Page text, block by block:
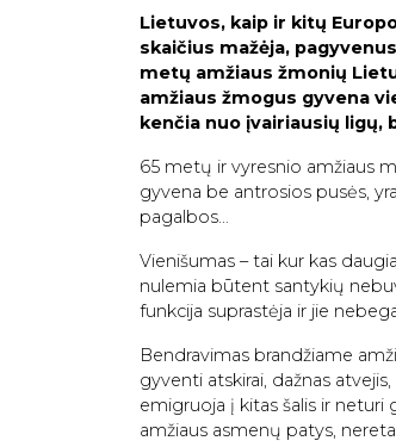
Lietuvos, kaip ir kitų
skaičius mažėja,
metų amžiaus žmonių
amžiaus žmogus gyvena
kenčia nuo įvairiausių ligų,
65 metų ir vyresnio amžiaus
gyvena be antrosios pusės,
pagalbos…
Vienišumas – tai kur kas
nulemia būtent santykių
funkcija suprastėja ir jie
Bendravimas brandžiame
gyventi atskirai, dažnas
emigruoja į kitas šalis ir neturi
amžiaus asmenų patys,